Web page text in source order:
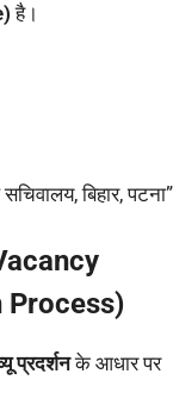
है।
बिहार, पटना”
Process)
प्रदर्शनके आधार पर